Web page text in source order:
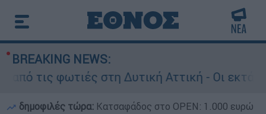
BREAKING NEWS:
φωτιές στη Δυτική Αττική - Οι εκτάσεις
δημοφιλές τώρα: Κατσαφάδος στο OPEN: 1.000 ευρώ